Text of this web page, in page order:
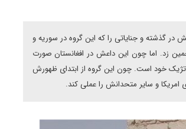
در گذشته و جنایاتی را که این گروه در سوریه و
زد. اما چون این داعش در افغانستان صورت
خود است. چون این گروه از ابتدای ظهورش
امریکا و سایر متحدانش را عملی کند.